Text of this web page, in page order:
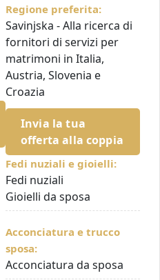
Regione preferita:
Savinjska - Alla ricerca di
fornitori di servizi per
matrimoni in Italia,
Austria, Slovenia e
Croazia
Invia la tua
offerta alla coppia
Fedi nuziali e gioielli:
Fedi nuziali
Gioielli da sposa
Acconciatura e trucco
sposa:
Acconciatura da sposa